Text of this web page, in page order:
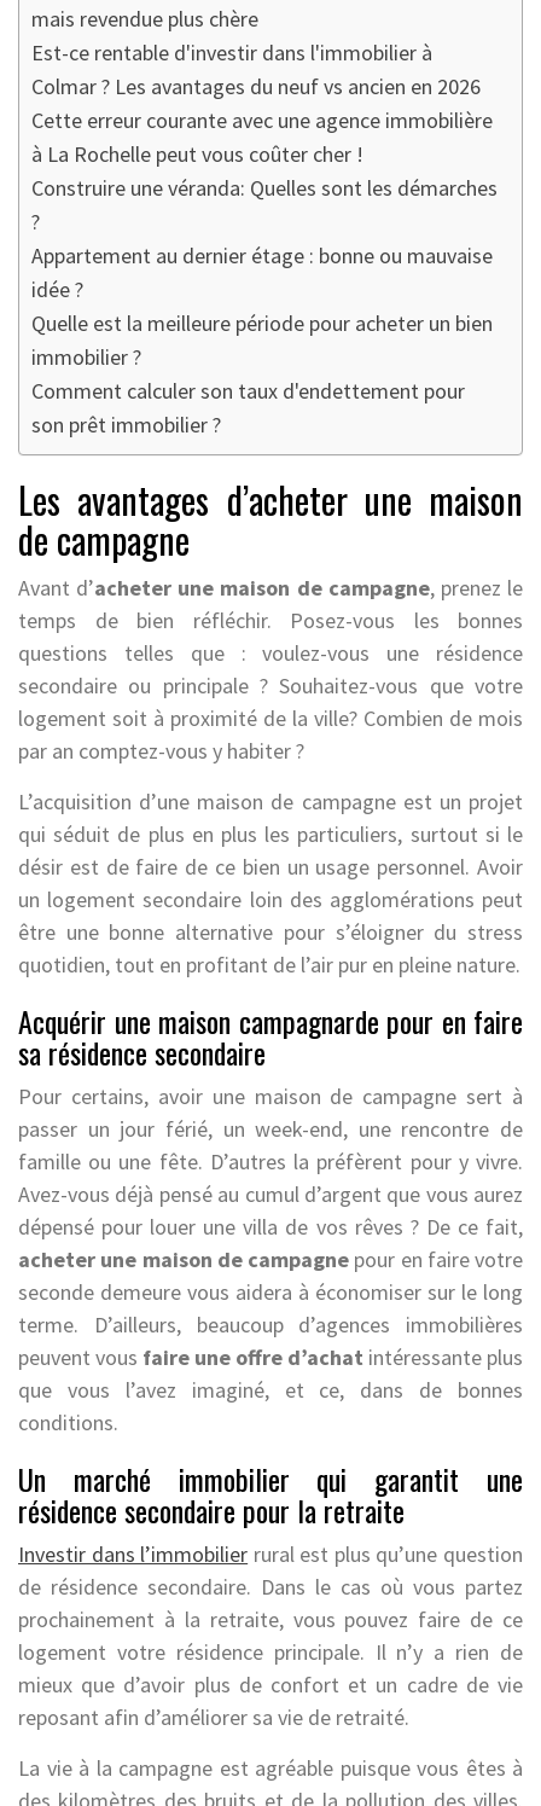
mais revendue plus chère
Est-ce rentable d'investir dans l'immobilier à
Colmar ? Les avantages du neuf vs ancien en 2026
Cette erreur courante avec une agence immobilière
à La Rochelle peut vous coûter cher !
Construire une véranda: Quelles sont les démarches
?
Appartement au dernier étage : bonne ou mauvaise
idée ?
Quelle est la meilleure période pour acheter un bien
immobilier ?
Comment calculer son taux d'endettement pour
son prêt immobilier ?
Les avantages d’acheter une maison
de campagne
Avant d’acheter une maison de campagne, prenez le
temps de bien réfléchir. Posez-vous les bonnes
questions telles que : voulez-vous une résidence
secondaire ou principale ? Souhaitez-vous que votre
logement soit à proximité de la ville? Combien de mois
par an comptez-vous y habiter ?
L’acquisition d’une maison de campagne est un projet
qui séduit de plus en plus les particuliers, surtout si le
désir est de faire de ce bien un usage personnel. Avoir
un logement secondaire loin des agglomérations peut
être une bonne alternative pour s’éloigner du stress
quotidien, tout en profitant de l’air pur en pleine nature.
Acquérir une maison campagnarde pour en faire
sa résidence secondaire
Pour certains, avoir une maison de campagne sert à
passer un jour férié, un week-end, une rencontre de
famille ou une fête. D’autres la préfèrent pour y vivre.
Avez-vous déjà pensé au cumul d’argent que vous aurez
dépensé pour louer une villa de vos rêves ? De ce fait,
acheter une maison de campagne pour en faire votre
seconde demeure vous aidera à économiser sur le long
terme. D’ailleurs, beaucoup d’agences immobilières
peuvent vous faire une offre d’achat intéressante plus
que vous l’avez imaginé, et ce, dans de bonnes
conditions.
Un marché immobilier qui garantit une
résidence secondaire pour la retraite
Investir dans l’immobilier rural est plus qu’une question
de résidence secondaire. Dans le cas où vous partez
prochainement à la retraite, vous pouvez faire de ce
logement votre résidence principale. Il n’y a rien de
mieux que d’avoir plus de confort et un cadre de vie
reposant afin d’améliorer sa vie de retraité.
La vie à la campagne est agréable puisque vous êtes à
des kilomètres des bruits et de la pollution des villes.